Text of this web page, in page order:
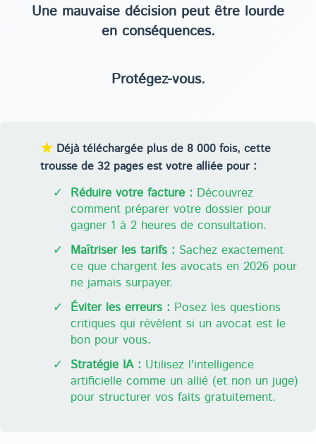
Une mauvaise décision peut être lourde
en conséquences.
Protégez-vous.
★ Déjà téléchargée plus de 8 000 fois, cette
trousse de 32 pages est votre alliée pour :
✓ Réduire votre facture : Découvrez
comment préparer votre dossier pour
gagner 1 à 2 heures de consultation.
✓ Maîtriser les tarifs : Sachez exactement
ce que chargent les avocats en 2026 pour
ne jamais surpayer.
✓ Éviter les erreurs : Posez les questions
critiques qui révèlent si un avocat est le
bon pour vous.
✓ Stratégie IA : Utilisez l'intelligence
artificielle comme un allié (et non un juge)
pour structurer vos faits gratuitement.